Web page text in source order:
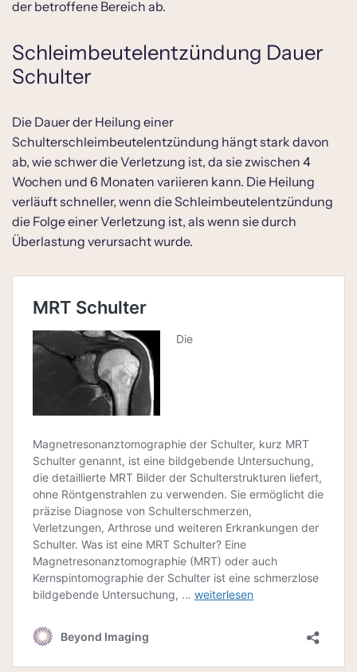
der betroffene Bereich ab.
Schleimbeutelentzündung Dauer
Schulter
Die Dauer der Heilung einer
Schulterschleimbeutelentzündung hängt stark davon
ab, wie schwer die Verletzung ist, da sie zwischen 4
Wochen und 6 Monaten variieren kann. Die Heilung
verläuft schneller, wenn die Schleimbeutelentzündung
die Folge einer Verletzung ist, als wenn sie durch
Überlastung verursacht wurde.